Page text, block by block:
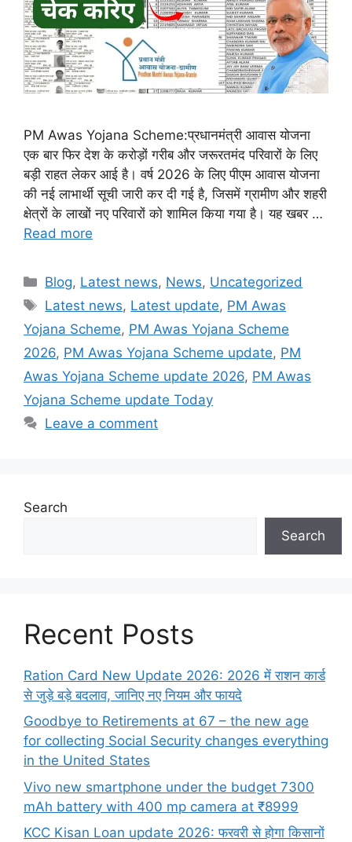
PM Awas Yojana Scheme:प्रधानमंत्री आवास योजना
एक बार फिर देश के करोड़ों गरीब और जरूरतमंद परिवारों के लिए
बड़ी राहत लेकर आई है। वर्ष 2026 के लिए पीएम आवास योजना
की नई लाभार्थी सूची जारी कर दी गई है, जिसमें ग्रामीण और शहरी
क्षेत्रों के लाखों नए परिवारों को शामिल किया गया है। यह खबर …
Read more
Categories
Blog, Latest news, News, Uncategorized
Tags
Latest news, Latest update, PM Awas
Yojana Scheme, PM Awas Yojana Scheme
2026, PM Awas Yojana Scheme update, PM
Awas Yojana Scheme update 2026, PM Awas
Yojana Scheme update Today
Leave a comment
Search
Search
Recent Posts
Ration Card New Update 2026: 2026 में राशन कार्ड
से जुड़े बड़े बदलाव, जानिए नए नियम और फायदे
Goodbye to Retirements at 67 – the new age
for collecting Social Security changes everything
in the United States
Vivo new smartphone under the budget 7300
mAh battery with 400 mp camera at ₹8999
KCC Kisan Loan update 2026: फरवरी से होगा किसानों